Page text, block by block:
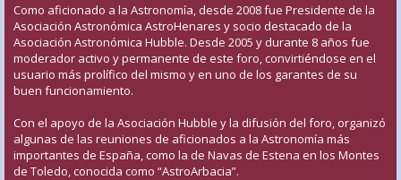
Como aficionado a la Astronomía, desde 2008 fue Presidente de la
Asociación Astronómica AstroHenares y socio destacado de la
Asociación Astronómica Hubble. Desde 2005 y durante 8 años fue
moderador activo y permanente de este foro, convirtiéndose en el
usuario más prolífico del mismo y en uno de los garantes de su
buen funcionamiento.
Con el apoyo de la Asociación Hubble y la difusión del foro, organizó
algunas de las reuniones de aficionados a la Astronomía más
importantes de España, como la de Navas de Estena en los Montes
de Toledo, conocida como “AstroArbacia”.